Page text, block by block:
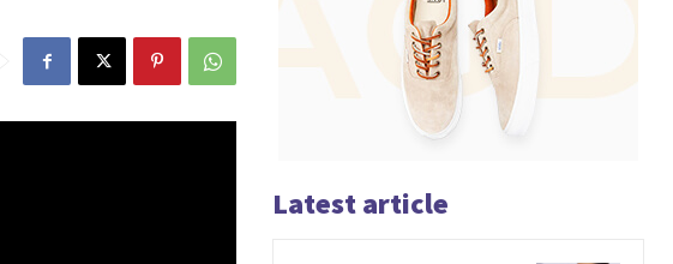
Latest article